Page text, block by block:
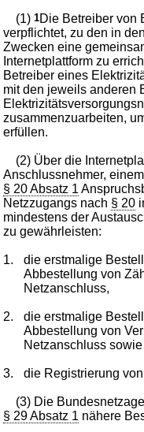
(1)1Die Betreiber von
verpflichtet, zu den in
Zwecken eine
Internetplattform zu
Betreiber eines
mit den jeweils anderen
zusammenzuarbeiten,
erfüllen.
(2) Über die
Anschlussnehmer,
§ 20 Absatz 1
Netzzugangs nach § 20
mindestens der
zu gewährleisten:
1.
die erstmalige
Abbestellung von
Netzanschluss,
2.
die erstmalige
Abbestellung von
Netzanschluss sowie
3. die Registrierung
(3) Die
§ 29 Absatz 1 nähere